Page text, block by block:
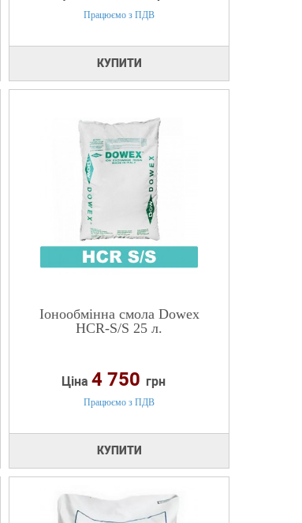
Працюємо з ПДВ
КУПИТИ
Іонообмінна смола Dowex
HCR-S/S 25 л.
Ціна 4 750 грн
Працюємо з ПДВ
КУПИТИ